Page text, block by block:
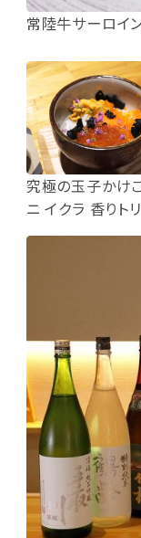
常陸牛サーロイ
究極の玉子かけ
ニ イクラ 香りト